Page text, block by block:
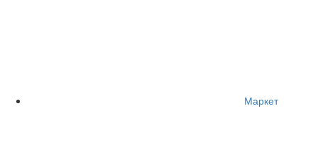
Маркет